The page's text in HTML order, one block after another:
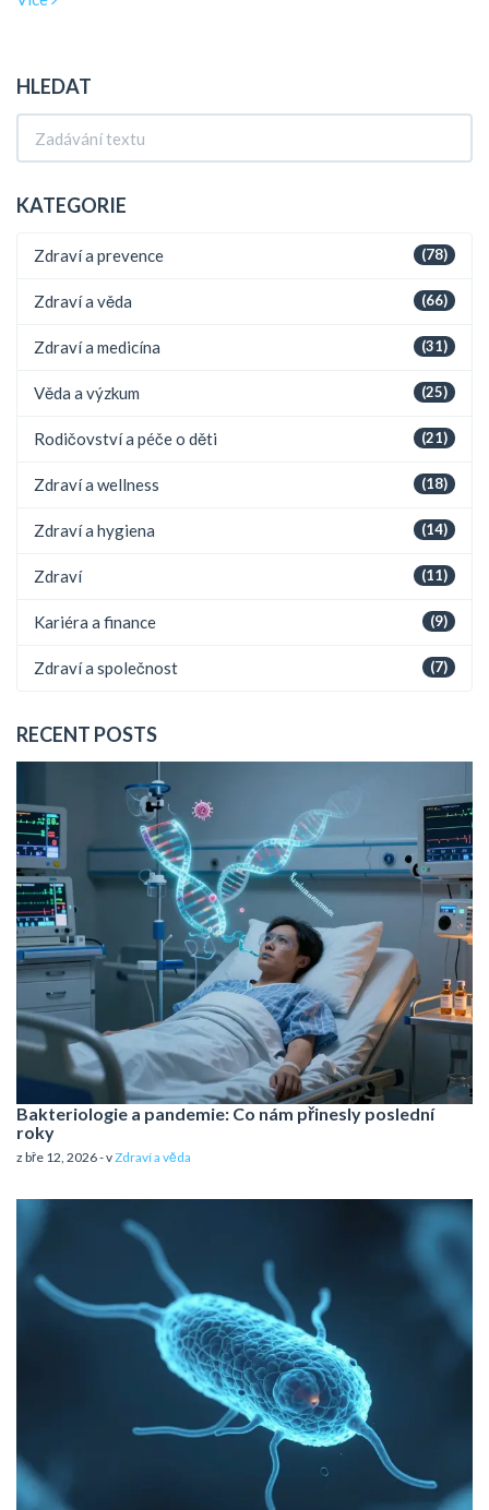
a jak lze tuto formu imunizace kombinovat s dalšími
HLEDAT
KATEGORIE
(78)
Zdraví a prevence
(66)
Zdraví a věda
(31)
Zdraví a medicína
(25)
Věda a výzkum
(21)
Rodičovství a péče o děti
(18)
Zdraví a wellness
(14)
Zdraví a hygiena
(11)
Zdraví
(9)
Kariéra a finance
(7)
Zdraví a společnost
RECENT POSTS
Bakteriologie a pandemie: Co nám přinesly poslední
roky
z bře 12, 2026 - vZdraví a věda